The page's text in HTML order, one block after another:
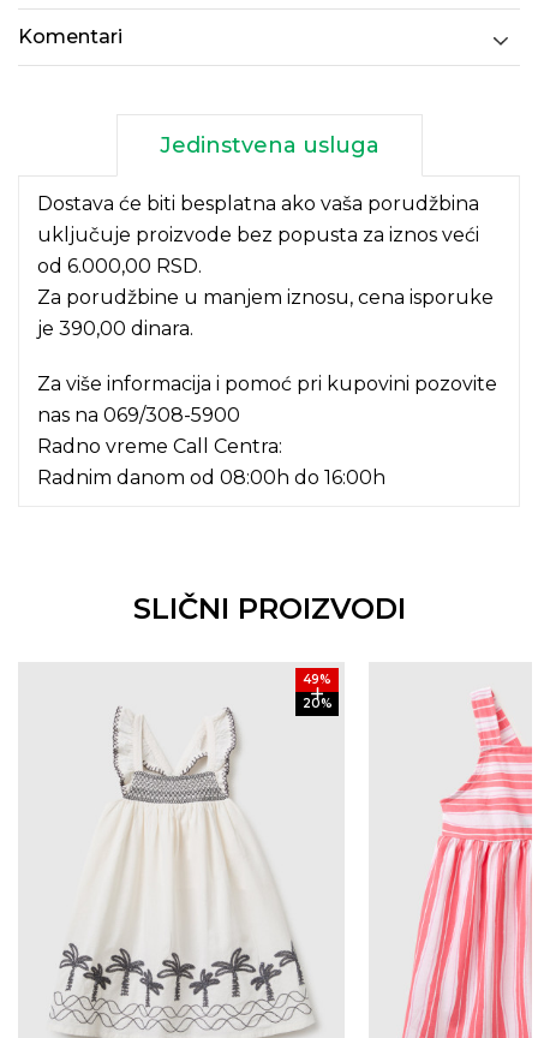
Komentari
Jedinstvena usluga
Dostava će biti besplatna ako vaša porudžbina
uključuje proizvode bez popusta za iznos veći
od 6.000,00 RSD.
Za porudžbine u manjem iznosu, cena isporuke
je 390,00 dinara.
Za više informacija i pomoć pri kupovini pozovite
nas na 069/308-5900
Radno vreme Call Centra:
Radnim danom od 08:00h do 16:00h
SLIČNI PROIZVODI
49%
20%